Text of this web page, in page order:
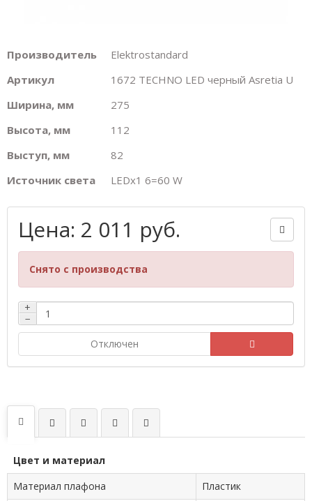
Производитель
Elektrostandard
Артикул
1672 TECHNO LED черный Asretia U
Ширина, мм
275
Высота, мм
112
Выступ, мм
82
Источник света
LEDх1 6=60 W
Цена: 2 011 руб.
Снято с производства
+
−
Отключен
Цвет и материал
Материал плафона
Пластик